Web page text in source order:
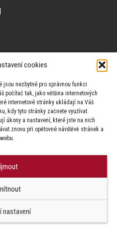
cookies
jsou nezbytné pro správnou funkci
počítač tak, jako většina internetových
internetové stránky ukládají na Váš
kdy tyto stránky začnete využívat.
úkony a nastavení, které jste na nich
znovu při opětovné návštěvě stránek a
nastavení
3
jednotliví autoři.